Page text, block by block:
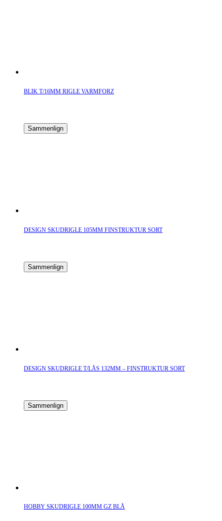
BLIK T/16MM RIGLE VARMFORZ
Sammenlign
DESIGN SKUDRIGLE 105MM FINSTRUKTUR SORT
Sammenlign
DESIGN SKUDRIGLE T/LÅS 132MM – FINSTRUKTUR SORT
Sammenlign
HOBBY SKUDRIGLE 100MM GZ BLÅ